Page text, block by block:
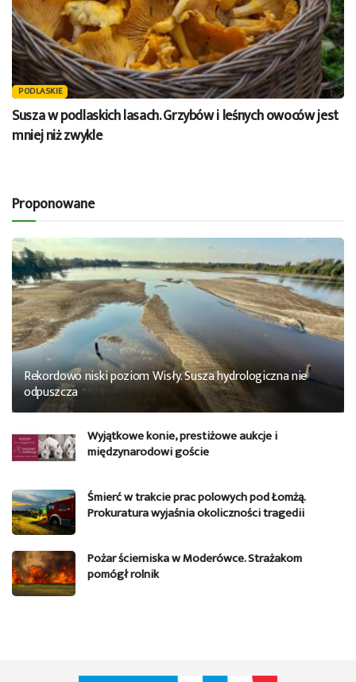
PODLASKIE
Susza w podlaskich lasach. Grzybów i leśnych owoców jest
mniej niż zwykle
Proponowane
Rekordowo niski poziom Wisły. Susza hydrologiczna nie
odpuszcza
Wyjątkowe konie, prestiżowe aukcje i
międzynarodowi goście
Śmierć w trakcie prac polowych pod Łomżą.
Prokuratura wyjaśnia okoliczności tragedii
Pożar ścierniska w Moderówce. Strażakom
pomógł rolnik